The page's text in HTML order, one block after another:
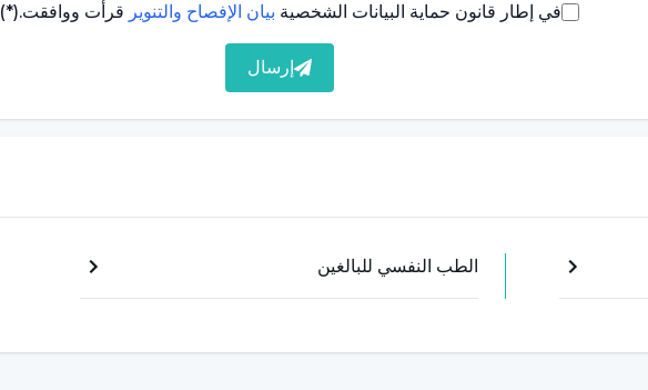
في إطار قانون حماية البيانات الشخصية بيان الإفصاح والتنوير قرأت ووافقت.(*)
إرسال
الطب النفسي للبالغين